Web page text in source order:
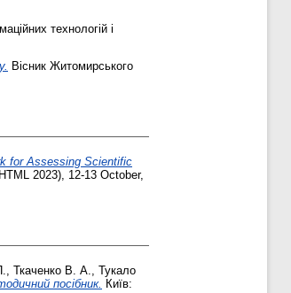
технологій і
Вісник Житомирського
for Assessing Scientific
2023), 12-13 October,
Ткаченко В. А.
Тукало
посібник. Київ: